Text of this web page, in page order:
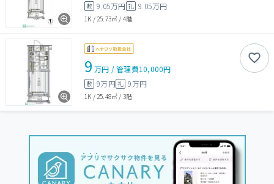
敷 9.05万円 礼 9.05万円
1K /25.73㎡ / 4階
9 万円 /管理費10,000円
敷 9万円礼 9万円
1K /25.48㎡ / 3階